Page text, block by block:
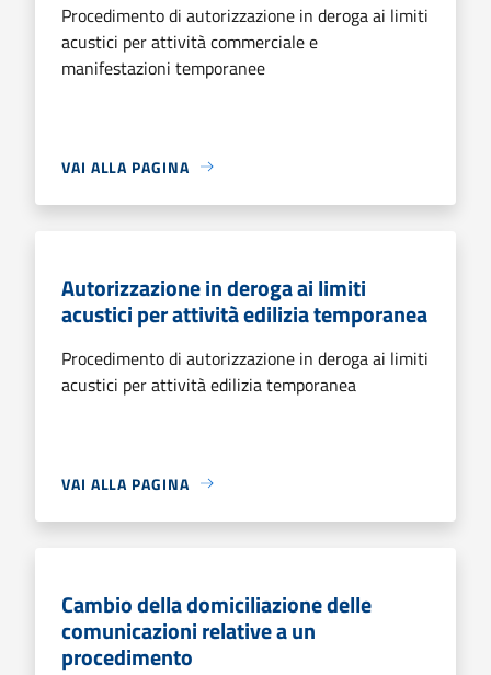
Procedimento di autorizzazione in deroga ai limiti
acustici per attività commerciale e
manifestazioni temporanee
VAI ALLA PAGINA
Autorizzazione in deroga ai limiti
acustici per attività edilizia temporanea
Procedimento di autorizzazione in deroga ai limiti
acustici per attività edilizia temporanea
VAI ALLA PAGINA
Cambio della domiciliazione delle
comunicazioni relative a un
procedimento